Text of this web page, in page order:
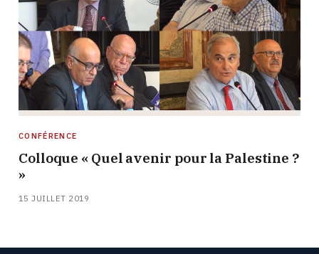
CONFÉRENCE
Colloque « Quel avenir pour la Palestine ?
»
15 JUILLET 2019